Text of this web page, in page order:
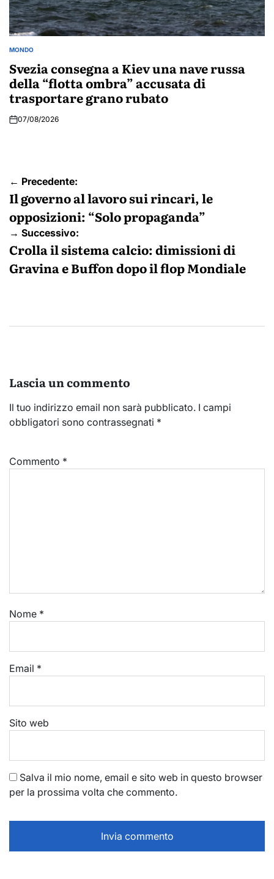
POSTED
MONDO
Svezia consegna a Kiev una nave russa
della “flotta ombra” accusata di
trasportare grano rubato
07/08/2026
Navigazione
articoli
← Precedente:
Il governo al lavoro sui rincari, le
opposizioni: “Solo propaganda”
→ Successivo:
Crolla il sistema calcio: dimissioni di
Gravina e Buffon dopo il flop Mondiale
Lascia un commento
Il tuo indirizzo email non sarà pubblicato. I campi
obbligatori sono contrassegnati *
Commento *
Nome *
Email *
Sito web
Salva il mio nome, email e sito web in questo browser
per la prossima volta che commento.